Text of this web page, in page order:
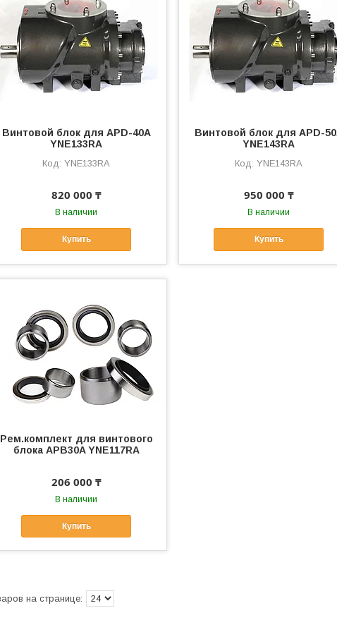
Винтовой блок для APD-40A
YNE133RA
YNE133RA
820 000 ₸
В наличии
Купить
Винтовой блок для APD-
YNE143RA
YNE143RA
950 000 ₸
В наличии
Купить
Рем.комплект для винтового
блока APB30A YNE117RA
206 000 ₸
В наличии
Купить